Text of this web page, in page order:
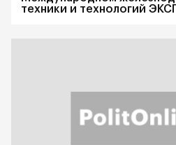
техники и технологий